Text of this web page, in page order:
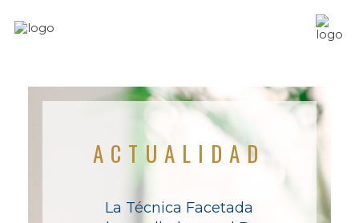
ACTUALIDAD
La Técnica Facetada